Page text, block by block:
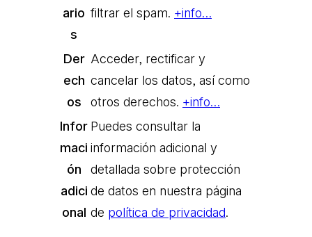
ario
s
filtrar el spam. +info…
Der
ech
os
Acceder, rectificar y
cancelar los datos, así como
otros derechos. +info…
Infor
maci
ón
adici
onal
Puedes consultar la
información adicional y
detallada sobre protección
de datos en nuestra página
de política de privacidad.